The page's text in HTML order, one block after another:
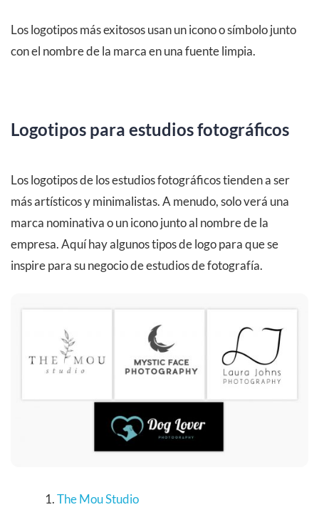
Los logotipos más exitosos usan un icono o símbolo junto
con el nombre de la marca en una fuente limpia.
Logotipos para estudios fotográficos
Los logotipos de los estudios fotográficos tienden a ser
más artísticos y minimalistas. A menudo, solo verá una
marca nominativa o un icono junto al nombre de la
empresa. Aquí hay algunos tipos de logo para que se
inspire para su negocio de estudios de fotografía.
The Mou Studio